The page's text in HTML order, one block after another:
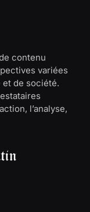
contenu
variées
et de société.
l’analyse,